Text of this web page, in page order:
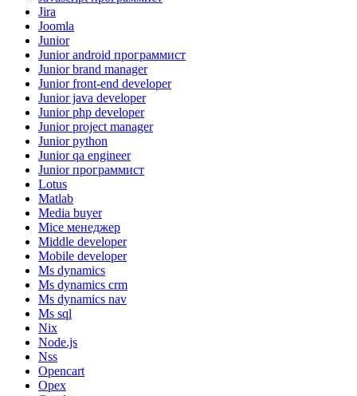
Jira
Joomla
Junior
Junior android программист
Junior brand manager
Junior front-end developer
Junior java developer
Junior php developer
Junior project manager
Junior python
Junior qa engineer
Junior программист
Lotus
Matlab
Media buyer
Mice менеджер
Middle developer
Mobile developer
Ms dynamics
Ms dynamics crm
Ms dynamics nav
Ms sql
Nix
Node.js
Nss
Opencart
Opex